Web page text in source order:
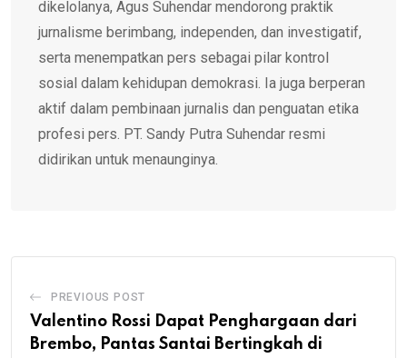
dikelolanya, Agus Suhendar mendorong praktik
jurnalisme berimbang, independen, dan investigatif,
serta menempatkan pers sebagai pilar kontrol
sosial dalam kehidupan demokrasi. Ia juga berperan
aktif dalam pembinaan jurnalis dan penguatan etika
profesi pers. PT. Sandy Putra Suhendar resmi
didirikan untuk menaunginya.
PREVIOUS POST
Valentino Rossi Dapat Penghargaan dari
Brembo, Pantas Santai Bertingkah di